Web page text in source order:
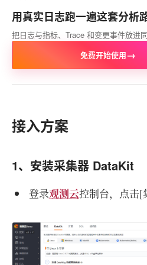
用真实日志跑一遍这套分析
把日志与指标、Trace 和变更事件放进
免费开始使用→
接入方案
1、安装采集器 DataKit
登录观测云控制台，点击